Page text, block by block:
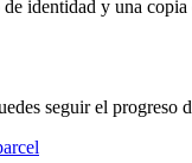
identidad y una
seguir el progreso